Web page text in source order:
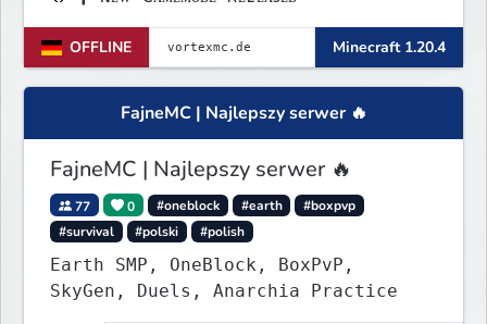
OFFLINE Minecraft 1.20.4
FajneMC | Najlepszy serwer 🔥
FajneMC | Najlepszy serwer 🔥
77 0 #oneblock #earth
#boxpvp
#survival
#polski #polish
Earth SMP, OneBlock, BoxPvP,
SkyGen, Duels, Anarchia Practice